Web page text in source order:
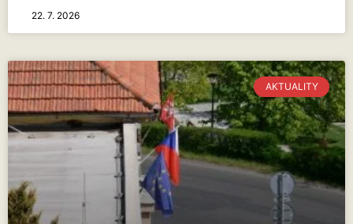
22. 7. 2026
AKTUALITY